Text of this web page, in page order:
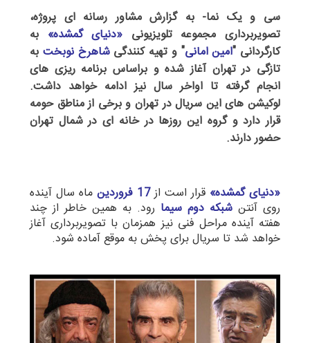
سی و یک نما- به گزارش مشاور رسانه ای پروژه،
تصویربرداری مجموعه تلویزیونی «دنیای گمشده» به
کارگردانی "امین امانی" و تهیه کنندگیشاهرخ نوبخت به
تازگی در تهران آغاز شده و براساس برنامه ریزی های
انجام گرفته تا اواخر سال نیز ادامه خواهد داشت.
لوکیشن های این سریال در تهران و برخی از مناطق حومه
قرار دارد و گروه این روزها در خانه ای در شمال تهران
حضور دارند.
«دنیای گمشده» قرار است از17 فروردین
ماه سال آینده
روی آنتن شبکه دوم سیما رود. به همین خاطر از چند
هفته آینده مراحل فنی نیز همزمان با تصویربرداری آغاز
خواهد شد تا سریال برای پخش به موقع آماده شود.